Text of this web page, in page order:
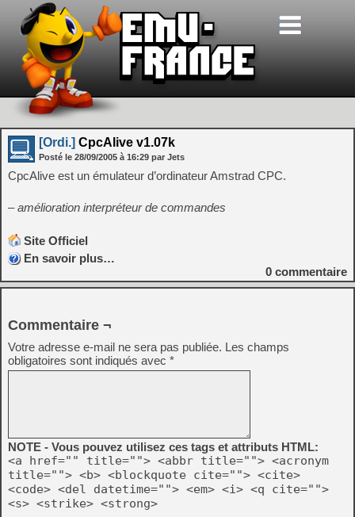
[Ordi.] CpcAlive v1.07k
Posté le 28/09/2005 à 16:29 par Jets
CpcAlive est un émulateur d’ordinateur Amstrad CPC.
– amélioration interpréteur de commandes
Site Officiel
En savoir plus…
0 commentaire
Commentaire ¬
Votre adresse e-mail ne sera pas publiée. Les champs
obligatoires sont indiqués avec *
NOTE - Vous pouvez utilisez ces tags et attributs HTML:
<a href="" title=""> <abbr title=""> <acronym
title=""> <b> <blockquote cite=""> <cite>
<code> <del datetime=""> <em> <i> <q cite="">
<s> <strike> <strong>